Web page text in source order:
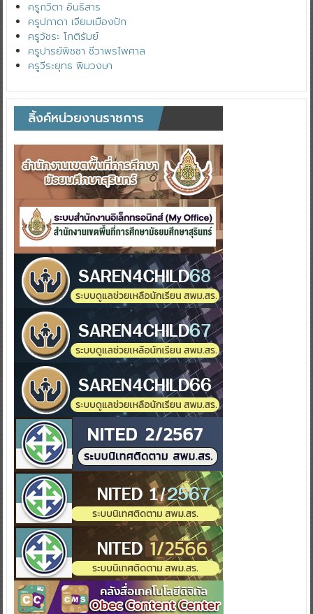
ครูกวิตา อินธิสาร
ครูปภาดา เจียมเมืองปัก
ครูวัชระ โกติรัมย์
ครูปารย์พิชชา ชีวาพรไพศาล
ครูวีระยุทธ พิมวงษา
ลิ้งค์หน่วยงานราชการ